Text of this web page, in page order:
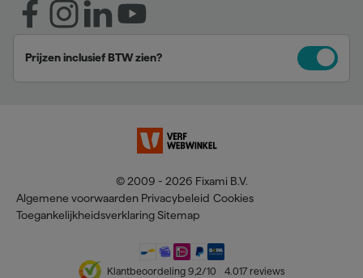
Prijzen inclusief BTW zien?
© 2009 - 2026 Fixami B.V.
Algemene voorwaarden Privacybeleid Cookies
Toegankelijkheidsverklaring Sitemap
Klantbeoordeling 9,2/10 4.017 reviews